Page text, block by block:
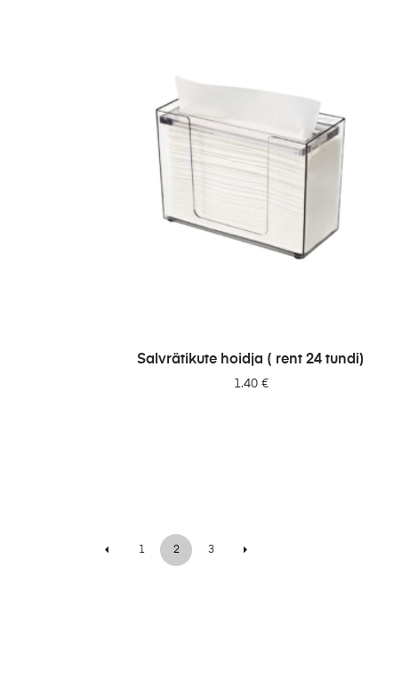
LISA PÄRINGUSSE
Salvrätikute hoidja ( rent 24 tundi)
1.40 €
1 2 3